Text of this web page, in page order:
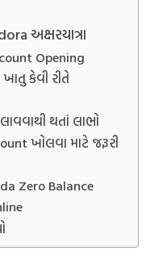
અક્ષરયાત્રા
Opening
કેવી રીતે
થતાં લાભો
ખોલવા માટે જરૂરી
Zero Balance